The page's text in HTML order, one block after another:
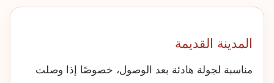
المدينة القديمة
مناسبة لجولة هادئة بعد الوصول، خصوصًا إذا وصلت